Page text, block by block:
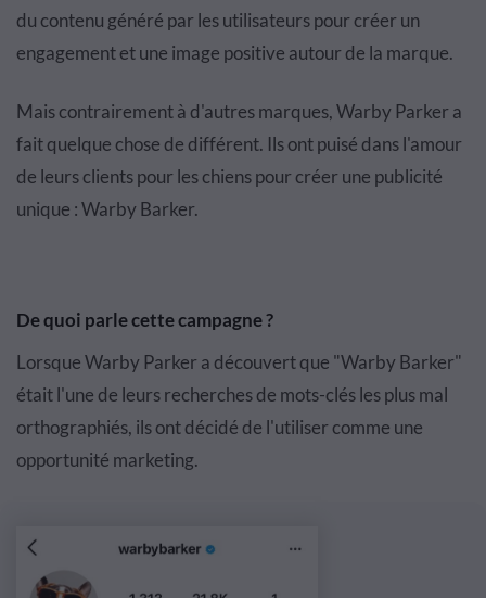
du contenu généré par les utilisateurs pour créer un
engagement et une image positive autour de la marque.
Mais contrairement à d'autres marques, Warby Parker a
fait quelque chose de différent. Ils ont puisé dans l'amour
de leurs clients pour les chiens pour créer une publicité
unique : Warby Barker.
De quoi parle cette campagne ?
Lorsque Warby Parker a découvert que "Warby Barker"
était l'une de leurs recherches de mots-clés les plus mal
orthographiés, ils ont décidé de l'utiliser comme une
opportunité marketing.